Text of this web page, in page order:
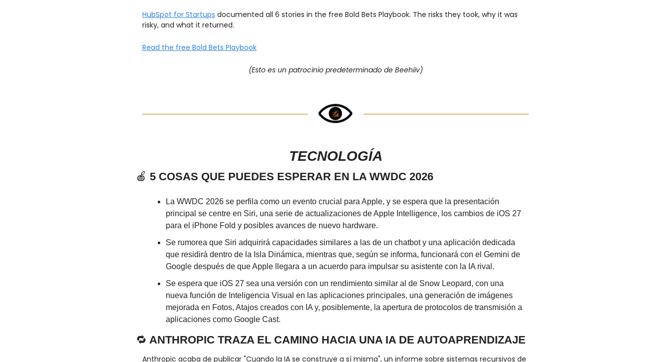
HubSpot for Startups documented all 6 stories in the free Bold Bets Playbook. The risks they took, why it was
risky, and what it returned.
Read the free Bold Bets Playbook
(Esto es un patrocinio predeterminado de Beehiiv)
TECNOLOGÍA
🍎 5 COSAS QUE PUEDES ESPERAR EN LA WWDC 2026
La WWDC 2026 se perfila como un evento crucial para Apple, y se espera que la presentación
principal se centre en Siri, una serie de actualizaciones de Apple Intelligence, los cambios de iOS 27
para el iPhone Fold y posibles avances de nuevo hardware.
Se rumorea que Siri adquirirá capacidades similares a las de un chatbot y una aplicación dedicada
que residirá dentro de la Isla Dinámica, mientras que, según se informa, funcionará con el Gemini de
Google después de que Apple llegara a un acuerdo para impulsar su asistente con la IA rival.
Se espera que iOS 27 sea una versión con un rendimiento similar al de Snow Leopard, con una
nueva función de Inteligencia Visual en las aplicaciones principales, una generación de imágenes
mejorada en Fotos, Atajos creados con IA y, posiblemente, la apertura de protocolos de transmisión a
aplicaciones como Google Cast.
🔁 ANTHROPIC TRAZA EL CAMINO HACIA UNA IA DE AUTOAPRENDIZAJE
Anthropic acaba de publicar "Cuando la IA se construye a sí misma", un informe sobre sistemas recursivos de